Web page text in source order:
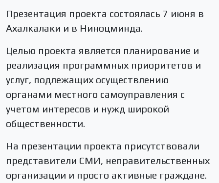
Презентация проекта состоялась 7 июня в
Ахалкалаки и в Ниноцминда.
Целью проекта является планирование и
реализация программных приоритетов и
услуг, подлежащих осуществлению
органами местного самоуправления с
учетом интересов и нужд широкой
общественности.
На презентации проекта присутствовали
представители СМИ, неправительственных
организации и просто активные граждане.